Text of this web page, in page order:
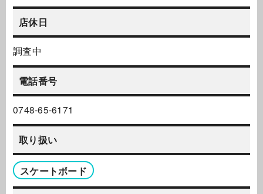
店休日
調査中
電話番号
0748-65-6171
取り扱い
スケートボード